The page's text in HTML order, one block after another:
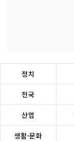
정치
전국
산업
생활·문화